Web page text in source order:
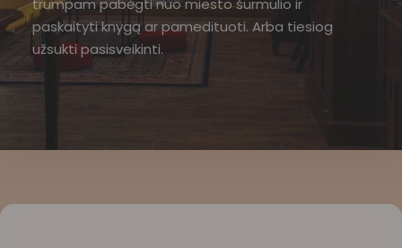
paskaityti knygą ar pamedituoti. Arba tiesiog
užsukti pasisveikinti.